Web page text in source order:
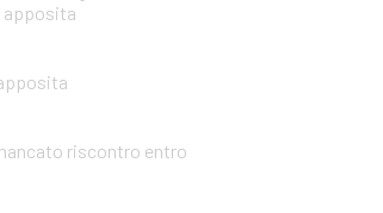
apposita
riscontro entro